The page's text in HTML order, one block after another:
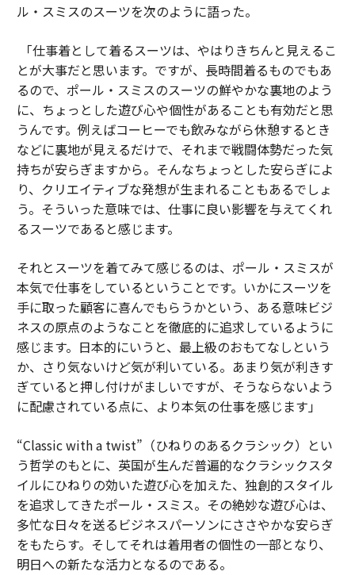
ル・スミスのスーツを次のように語った。
「仕事着として着るスーツは、やはりきちんと見えるこ
とが大事だと思います。ですが、長時間着るものでもあ
るので、ポール・スミスのスーツの鮮やかな裏地のよう
に、ちょっとした遊び心や個性があることも有効だと思
うんです。例えばコーヒーでも飲みながら休憩するとき
などに裏地が見えるだけで、それまで戦闘体勢だった気
持ちが安らぎますから。そんなちょっとした安らぎによ
り、クリエイティブな発想が生まれることもあるでしょ
う。そういった意味では、仕事に良い影響を与えてくれ
るスーツであると感じます。
それとスーツを着てみて感じるのは、ポール・スミスが
本気で仕事をしているということです。いかにスーツを
手に取った顧客に喜んでもらうかという、ある意味ビジ
ネスの原点のようなことを徹底的に追求しているように
感じます。日本的にいうと、最上級のおもてなしという
か、さり気ないけど気が利いている。あまり気が利きす
ぎていると押し付けがましいですが、そうならないよう
に配慮されている点に、より本気の仕事を感じます」
“Classic with a twist”（ひねりのあるクラシック）とい
う哲学のもとに、英国が生んだ普遍的なクラシックスタ
イルにひねりの効いた遊び心を加えた、独創的スタイル
を追求してきたポール・スミス。その絶妙な遊び心は、
多忙な日々を送るビジネスパーソンにささやかな安らぎ
をもたらす。そしてそれは着用者の個性の一部となり、
明日への新たな活力となるのである。